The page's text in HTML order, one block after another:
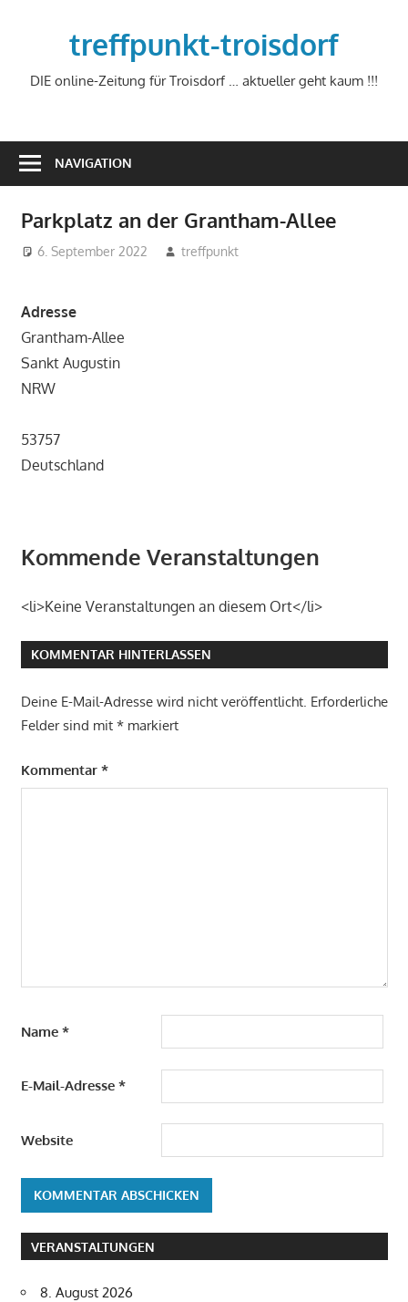
treffpunkt-troisdorf
DIE online-Zeitung für Troisdorf … aktueller geht kaum !!!
NAVIGATION
Parkplatz an der Grantham-Allee
6. September 2022 treffpunkt
Adresse
Grantham-Allee
Sankt Augustin
NRW
53757
Deutschland
Kommende Veranstaltungen
<li>Keine Veranstaltungen an diesem Ort</li>
KOMMENTAR HINTERLASSEN
Deine E-Mail-Adresse wird nicht veröffentlicht. Erforderliche
Felder sind mit *markiert
Kommentar *
Name *
E-Mail-Adresse *
Website
VERANSTALTUNGEN
8. August 2026